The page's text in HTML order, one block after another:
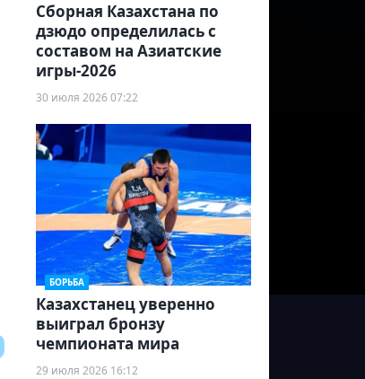
Сборная Казахстана по
дзюдо определилась с
составом на Азиатские
игры-2026
30 июля 2026 07:22
БОРЬБА
Казахстанец уверенно
выиграл бронзу
чемпионата мира
29 июля 2026 16:12